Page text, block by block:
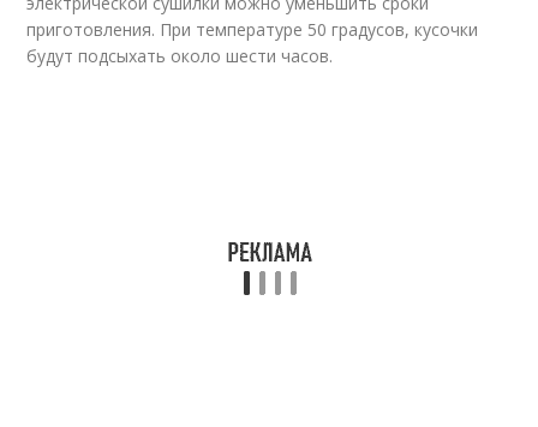
приготовления. При температуре 50 градусов, кусочки
будут подсыхать около шести часов.